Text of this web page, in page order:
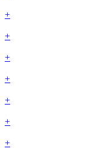
+
+
+
+
+
+
+